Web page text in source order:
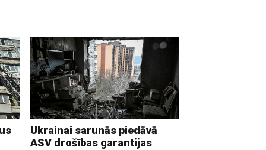
Ukrainai sarunās piedāvā
ASV drošības garantijas